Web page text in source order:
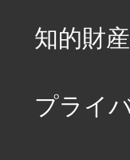
知的財産
プライ